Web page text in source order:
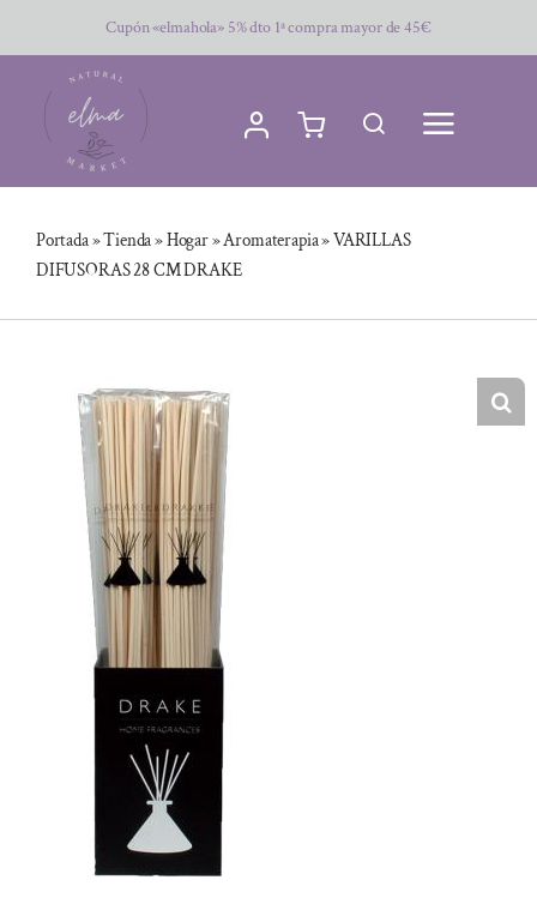
al
contenido
Cupón «elmahola» 5% dto 1ª compra mayor de 45€
Portada»Tienda»Hogar»Aromaterapia»VARILLAS
DIFUSORAS 28 CM DRAKE